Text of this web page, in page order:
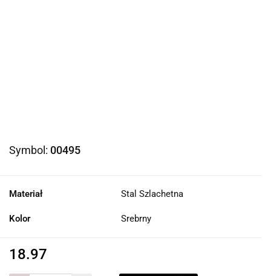
Symbol: 00495
Materiał Stal Szlachetna
Kolor Srebrny
18.97